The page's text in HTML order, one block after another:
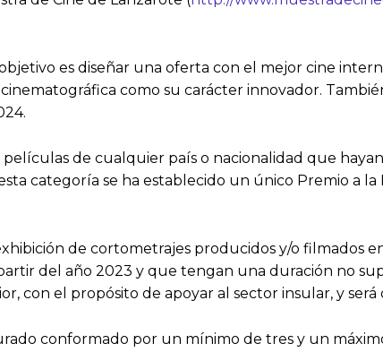
es diseñar una oferta con el mejor cine
como su carácter innovador.
de cualquier país o nacionalidad que
categoría se ha establecido un único Premio a la
de cortometrajes producidos y/o filmados
del año 2023 y que tengan una duración no
con el propósito de apoyar al sector insular, y
conformado por un mínimo de tres y un